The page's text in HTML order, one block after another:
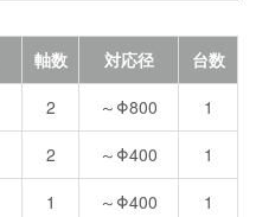
軸数 対応径
台数
2 ～Φ800
1
2 ～Φ400
1
1 ～Φ400
1